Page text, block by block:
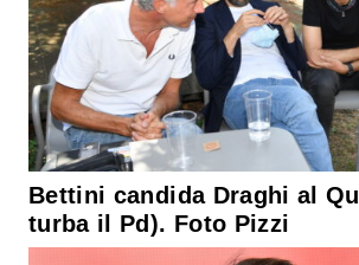
Bettini candida Draghi al
turba il Pd). Foto Pizzi